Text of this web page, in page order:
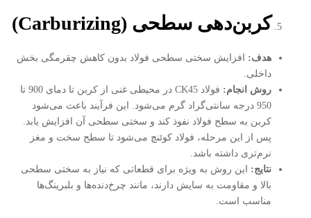
کربن‌دهی سطحی (Carburizing)
هدف: افزایش سختی سطحی فولاد بدون کاهش چقرمگی بخش
داخلی.
روش انجام:
فولاد CK45 در محیطی غنی از کربن تا دمای 900 تا
950 درجه سانتی‌گراد گرم می‌شود. این فرآیند باعث می‌شود
کربن به سطح فولاد نفوذ کند و سختی سطحی آن افزایش یابد.
پس از این مرحله، فولاد کوئنچ می‌شود تا سطح سخت و مغز
نرم‌تری داشته باشد.
نتایج: این روش به ویژه برای قطعاتی که نیاز به سختی سطحی
بالا و مقاومت به سایش دارند، مانند چرخ‌دنده‌ها و بلبرینگ‌ها
مناسب است.